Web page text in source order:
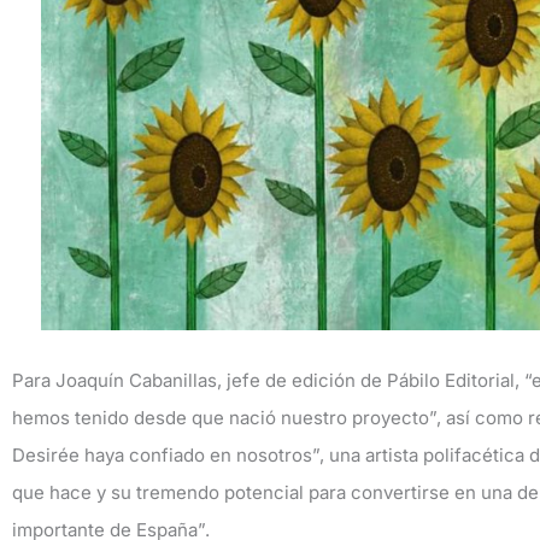
Para Joaquín Cabanillas, jefe de edición de Pábilo Editorial,
hemos tenido desde que nació nuestro proyecto”, así como
Desirée haya confiado en nosotros”, una artista polifacética
que hace y su tremendo potencial para convertirse en una
importante de España”.